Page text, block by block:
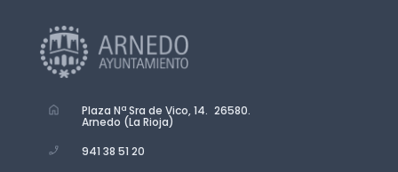
Plaza Nª Sra de Vico, 14. 26580.
Arnedo (La Rioja)
941 38 51 20